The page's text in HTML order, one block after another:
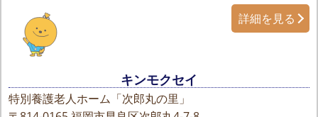
キンモクセイ
特別養護老人ホーム「次郎丸の里」
詳細を見る